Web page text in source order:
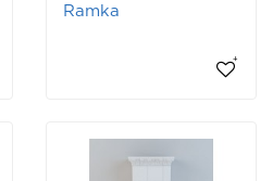
Ramka